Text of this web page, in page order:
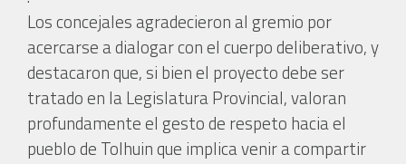
Los concejales agradecieron al gremio por
acercarse a dialogar con el cuerpo deliberativo, y
destacaron que, si bien el proyecto debe ser
tratado en la Legislatura Provincial, valoran
profundamente el gesto de respeto hacia el
pueblo de Tolhuin que implica venir a compartir